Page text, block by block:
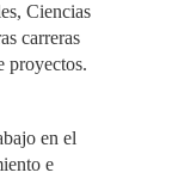
Ciencias
carreras
proyectos.
en el
e